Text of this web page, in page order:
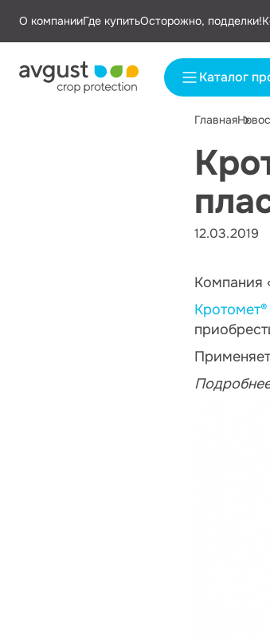
О компанииГде купитьОсторожно, подделки!
Каталог
Главная
12.03.2019
Компания
Кротомет®